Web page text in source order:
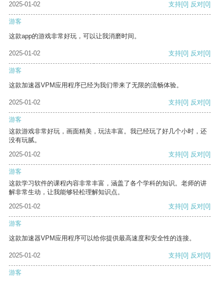
2025-01-02
支持[0] 反对[0]
游客
这款app的游戏非常好玩，可以让我消磨时间。
2025-01-02 支持[0] 反对[0]
游客
这款加速器VPM应用程序已经为我们带来了无限的流畅体验。
2025-01-02 支持[0] 反对[0]
游客
这款游戏非常好玩，画面精美，玩法丰富。我已经玩了好几个小时，还
没有玩腻。
2025-01-02
支持[0] 反对[0]
游客
这款学习软件的课程内容非常丰富，涵盖了各个学科的知识。老师的讲
解非常生动，让我能够轻松理解知识点。
2025-01-02
支持[0] 反对[0]
游客
这款加速器VPM应用程序可以给你提供最高速度和安全性的连接。
2025-01-02 支持[0] 反对[0]
游客